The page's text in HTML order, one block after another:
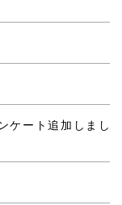
ケート追加しまし